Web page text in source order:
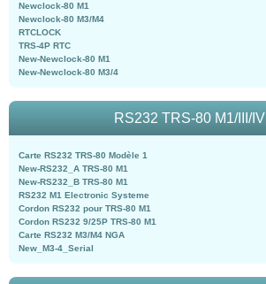
Newclock-80 M1
Newclock-80 M3/M4
RTCLOCK
TRS-4P RTC
New-Newclock-80 M1
New-Newclock-80 M3/4
RS232 TRS-80 M1/III/IV
Carte RS232 TRS-80 Modèle 1
New-RS232_A TRS-80 M1
New-RS232_B TRS-80 M1
RS232 M1 Electronic Systeme
Cordon RS232 pour TRS-80 M1
Cordon RS232 9/25P TRS-80 M1
Carte RS232 M3/M4 NGA
New_M3-4_Serial